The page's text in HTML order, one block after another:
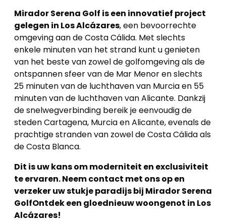
Mirador Serena Golf is een innovatief project
gelegen in Los Alcázares, een bevoorrechte
omgeving aan de Costa Cálida. Met slechts
enkele minuten van het strand kunt u genieten
van het beste van zowel de golfomgeving als de
ontspannen sfeer van de Mar Menor en slechts
25 minuten van de luchthaven van Murcia en 55
minuten van de luchthaven van Alicante. Dankzij
de snelwegverbinding bereik je eenvoudig de
steden Cartagena, Murcia en Alicante, evenals de
prachtige stranden van zowel de Costa Cálida als
de Costa Blanca.
Dit is uw kans om moderniteit en exclusiviteit
te ervaren. Neem contact met ons op en
verzeker uw stukje paradijs bij Mirador Serena
GolfOntdek een gloednieuw woongenot in Los
Alcázares!